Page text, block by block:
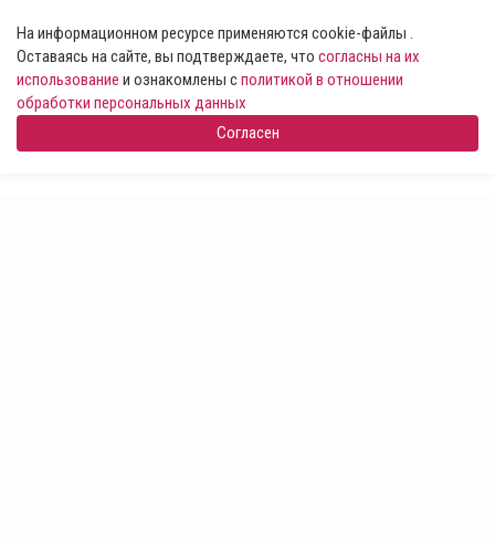
На информационном ресурсе применяются cookie-файлы .
Оставаясь на сайте, вы подтверждаете, что согласны на их
использование и ознакомлены сполитикой в отношении
обработки персональных данных
Согласен